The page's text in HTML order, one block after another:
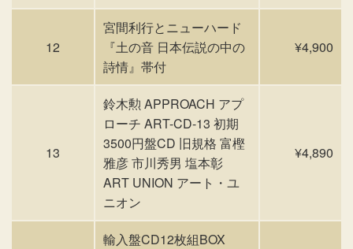
12
宮間利行とニューハード
『土の音 日本伝説の中の
詩情』帯付
¥4,900
13
鈴木勲 APPROACH アプ
ローチ ART-CD-13 初期
3500円盤CD 旧規格 富樫
雅彦 市川秀男 塩本彰
ART UNION アート・ユ
ニオン
¥4,890
輸入盤CD12枚組BOX